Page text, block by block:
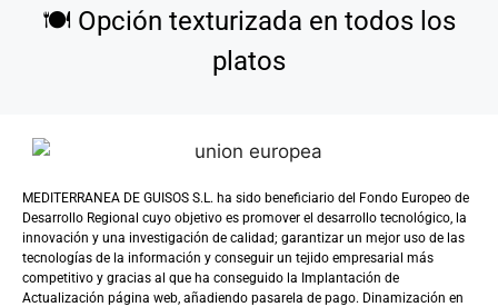
🍽️ Opción texturizada en todos los
platos
MEDITERRANEA DE GUISOS S.L. ha sido beneficiario del Fondo Europeo de
Desarrollo Regional cuyo objetivo es promover el desarrollo tecnológico, la
innovación y una investigación de calidad; garantizar un mejor uso de las
tecnologías de la información y conseguir un tejido empresarial más
competitivo y gracias al que ha conseguido la Implantación de
Actualización página web, añadiendo pasarela de pago. Dinamización en